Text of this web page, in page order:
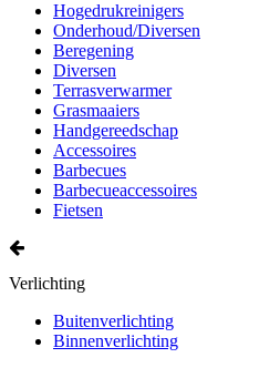
Hogedrukreinigers
Onderhoud/Diversen
Beregening
Diversen
Terrasverwarmer
Grasmaaiers
Handgereedschap
Accessoires
Barbecues
Barbecueaccessoires
Fietsen
Verlichting
Buitenverlichting
Binnenverlichting